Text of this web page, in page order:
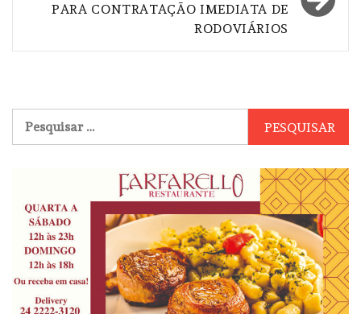
PARA CONTRATAÇÃO IMEDIATA DE
RODOVIÁRIOS
por: